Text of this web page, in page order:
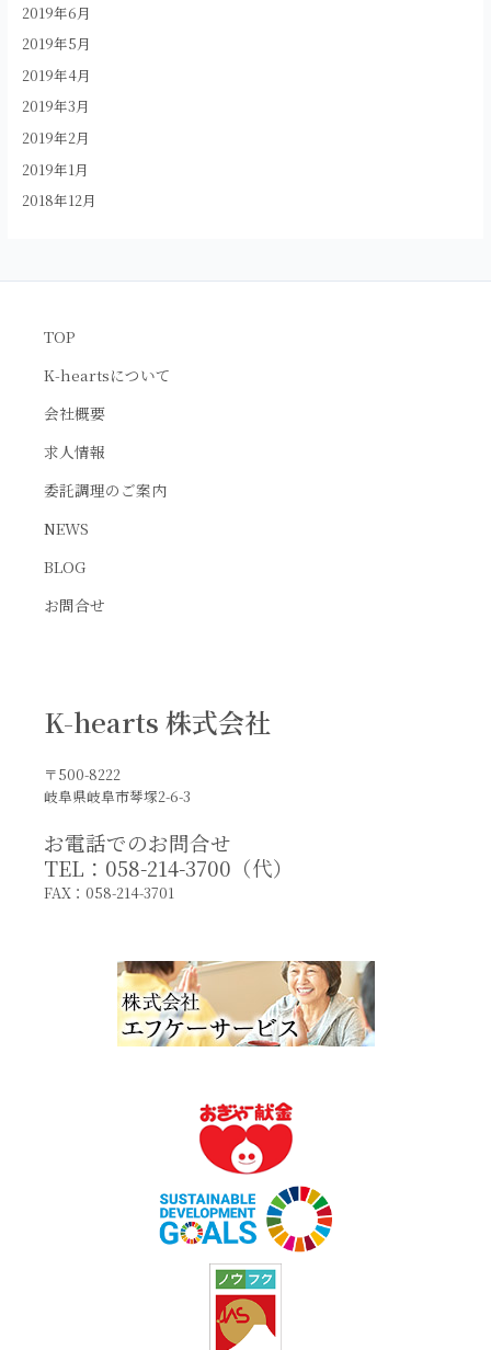
2019年6月
2019年5月
2019年4月
2019年3月
2019年2月
2019年1月
2018年12月
TOP
K-heartsについて
会社概要
求人情報
委託調理のご案内
NEWS
BLOG
お問合せ
K-hearts 株式会社
〒500-8222
岐阜県岐阜市琴塚2-6-3
お電話でのお問合せ
TEL：058-214-3700（代）
FAX：058-214-3701